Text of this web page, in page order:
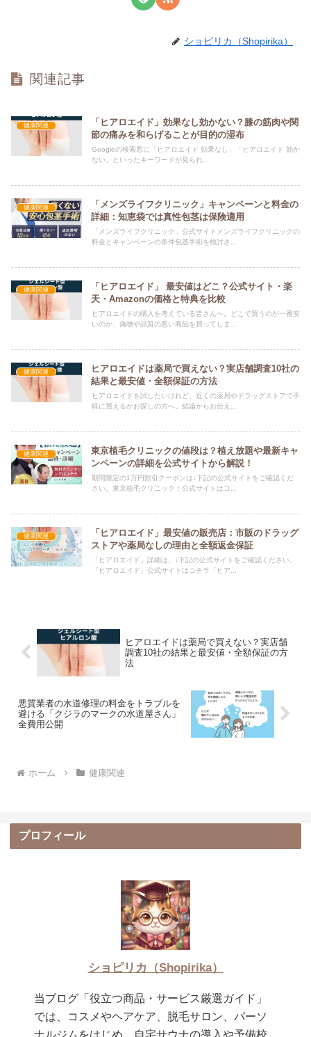
ショピリカ（Shopirika）
関連記事
健康関連
「ヒアロエイド」効果なし効かない？膝の筋肉や関
節の痛みを和らげることが目的の湿布
Googleの検索窓に「ヒアロエイド 効果なし」「ヒアロエイド 効か
ない」といったキーワードが見られ...
健康関連
「メンズライフクリニック」キャンペーンと料金の
詳細：知恵袋では真性包茎は保険適用
「メンズライフクリニック」公式サイトメンズライフクリニックの
料金とキャンペーンの条件包茎手術を検討さ...
健康関連
「ヒアロエイド」 最安値はどこ？公式サイト・楽
天・Amazonの価格と特典を比較
ヒアロエイドの購入を考えている皆さんへ。どこで買うのが一番安
いのか、偽物や品質の悪い商品を買ってしま...
健康関連
ヒアロエイドは薬局で買えない？実店舗調査10社の
結果と最安値・全額保証の方法
ヒアロエイドを試したいけれど、近くの薬局やドラッグストアで手
軽に買えるかお探しの方へ。結論からお伝え...
健康関連
東京植毛クリニックの値段は？植え放題や最新キャ
ンペーンの詳細を公式サイトから解説！
期間限定の1万円割引クーポンは↓下記の公式サイトをご確認くだ
さい。東京植毛クリニック！公式サイトはコ...
健康関連
「ヒアロエイド」最安値の販売店：市販のドラッグ
ストアや薬局なしの理由と全額返金保証
「ヒアロエイド」詳細は、↓下記の公式サイトをご確認ください。
「ヒアロエイド」公式サイトはコチラ「ヒア...
ヒアロエイドは薬局で買えない？実店舗
調査10社の結果と最安値・全額保証の方
法
悪質業者の水道修理の料金をトラブルを
避ける「クジラのマークの水道屋さん」
全費用公開
ホーム 健康関連
プロフィール
ショピリカ（Shopirika）
当ブログ「役立つ商品・サービス厳選ガイド」
では、コスメやヘアケア、脱毛サロン、パーソ